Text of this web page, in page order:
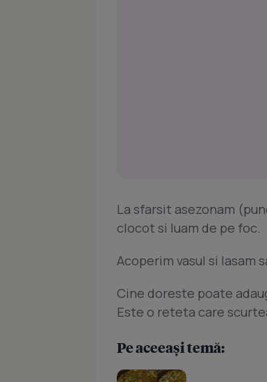
La sfarsit asezonam
clocot si luam de pe foc.
Acoperim vasul si lasam
Cine doreste poate
Este o reteta care
Pe aceeași temă: